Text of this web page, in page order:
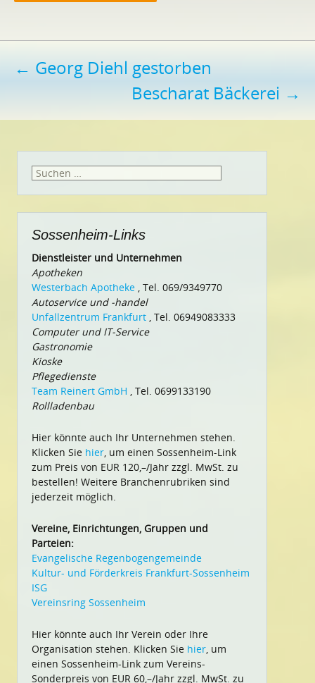
Beitragsnavigation
← Georg Diehl gestorben
Bescharat Bäckerei →
Suchen
Sossenheim-Links
Dienstleister und Unternehmen
Apotheken
Westerbach Apotheke , Tel. 069/9349770
Autoservice und -handel
Unfallzentrum Frankfurt , Tel. 06949083333
Computer und IT-Service
Gastronomie
Kioske
Pflegedienste
Team Reinert GmbH , Tel. 0699133190
Rollladenbau
Hier könnte auch Ihr Unternehmen stehen.
Klicken Sie hier, um einen Sossenheim-Link
zum Preis von EUR 120,–/Jahr zzgl. MwSt. zu
bestellen! Weitere Branchenrubriken sind
jederzeit möglich.
Vereine, Einrichtungen, Gruppen und
Parteien:
Evangelische Regenbogengemeinde
Kultur- und Förderkreis Frankfurt-Sossenheim
ISG
Vereinsring Sossenheim
Hier könnte auch Ihr Verein oder Ihre
Organisation stehen. Klicken Sie hier, um
einen Sossenheim-Link zum Vereins-
Sonderpreis von EUR 60,–/Jahr zzgl. MwSt. zu